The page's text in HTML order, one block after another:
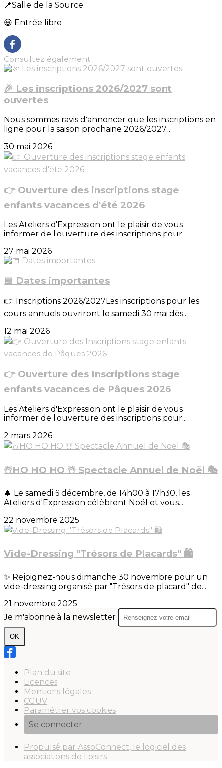
📍Salle de la Source
😃 Entrée libre
Consultez également
🎉 Les inscriptions 2026/2027 sont
ouvertes
Nous sommes ravis d'annoncer que les inscriptions en
ligne pour la saison prochaine 2026/2027...
30 mai 2026
👉 Ouverture des inscriptions stage
enfants vacances d'été 2026
Les Ateliers d'Expression ont le plaisir de vous
informer de l'ouverture des inscriptions pour...
27 mai 2026
📅 Dates importantes
👉 Inscriptions 2026/2027Les inscriptions pour les
cours annuels ouvriront le samedi 30 mai dès...
12 mai 2026
👉 Ouverture des Inscriptions stage
enfants vacances de Pâques 2026
Les Ateliers d'Expression ont le plaisir de vous
informer de l'ouverture des inscriptions pour...
2 mars 2026
☃️HO HO HO ☃️ Spectacle Annuel de Noël 🎭
🎄 Le samedi 6 décembre, de 14h00 à 17h30, les
Ateliers d'Expression célèbrent Noël et vous...
22 novembre 2025
Vide-Dressing "Trésors de Placards" 🛍️
✨ Rejoignez-nous dimanche 30 novembre pour un
vide-dressing organisé par "Trésors de placard" de...
21 novembre 2025
Je m'abonne à la newsletter
OK
Plan du site
Licences
Mentions légales
CGUV
Paramétrer vos cookies
Se connecter
Propulsé par AssoConnect, le logiciel des
associations de Loisirs